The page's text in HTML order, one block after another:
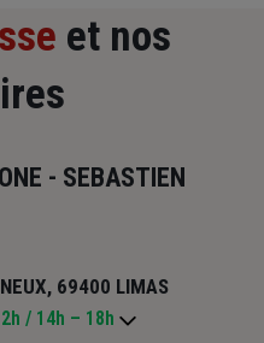
et nos
- SEBASTIEN
69400 LIMAS
Ouvert 09h – 12h / 14h – 18h